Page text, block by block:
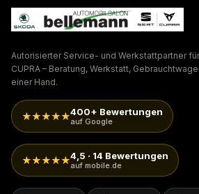
Autorisierter Service- und Werkstattpartner für
CUPRA – Beratung, Werkstatt,
einer Hand.
★★★★★400+ Bewertungen
auf Google
★★★★★4,5 · 14 Bewertungen
auf mobile.de